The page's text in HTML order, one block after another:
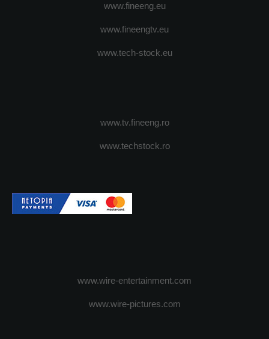
www.fineeng.eu
www.fineengtv.eu
www.tech-stock.eu
www.tv.fineeng.ro
www.techstock.ro
www.wire-entertainment.com
www.wire-pictures.com